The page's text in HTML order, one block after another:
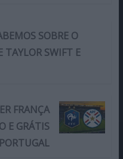
SOBRE O
TAYLOR SWIFT E
FRANÇA
E GRÁTIS